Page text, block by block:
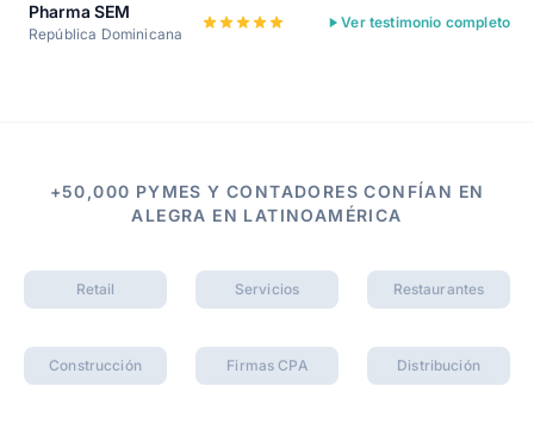
Pharma SEM
República Dominicana
Ver testimonio completo
+50,000 PYMES Y CONTADORES CONFÍAN EN
ALEGRA EN LATINOAMÉRICA
Retail Servicios Restaurantes
Construcción Firmas CPA Distribución